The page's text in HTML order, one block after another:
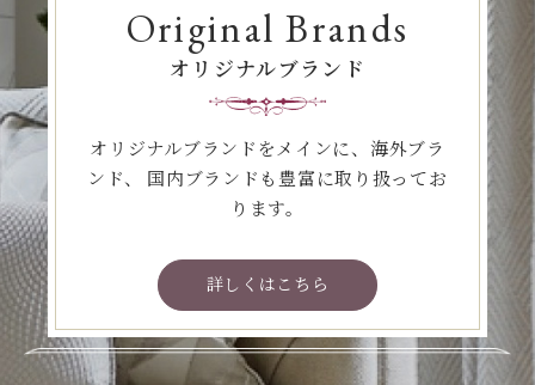
Original Brands
オリジナルブランド
オリジナルブランドをメインに、海外ブラ
ンド、
国内ブランドも豊富に取り扱ってお
ります。
詳しくはこちら